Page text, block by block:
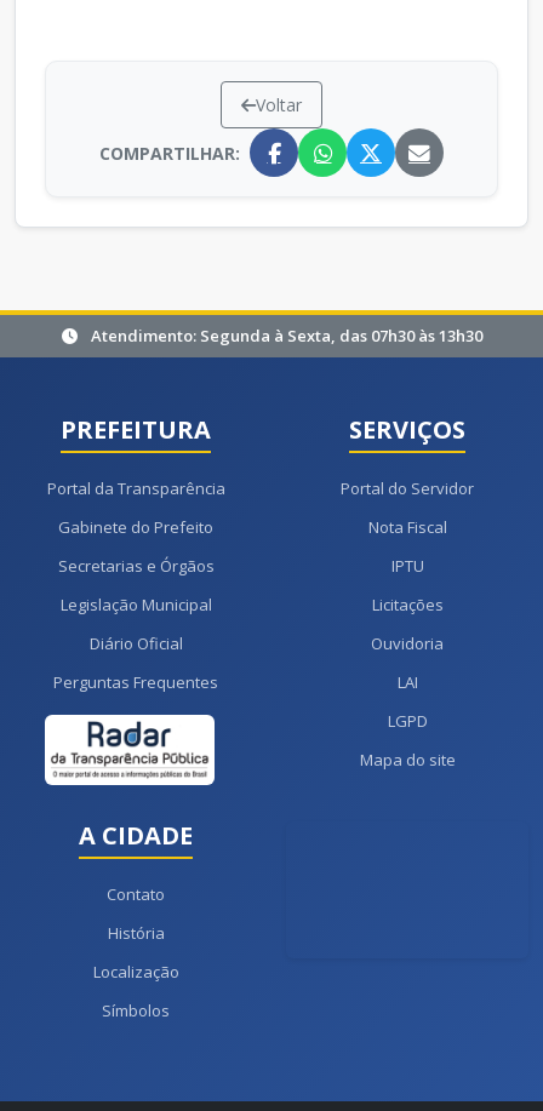
Voltar
COMPARTILHAR:
Atendimento: Segunda à Sexta, das 07h30 às 13h30
PREFEITURA
Portal da Transparência
Gabinete do Prefeito
Secretarias e Órgãos
Legislação Municipal
Diário Oficial
Perguntas Frequentes
SERVIÇOS
Portal do Servidor
Nota Fiscal
IPTU
Licitações
Ouvidoria
LAI
LGPD
Mapa do site
A CIDADE
Contato
História
Localização
Símbolos